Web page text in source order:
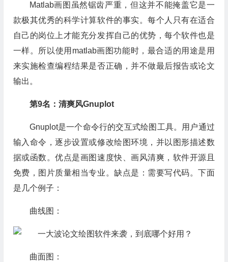
Matlab画图虽然锯齿严重，但这并不能掩盖它是一
款极其优秀的科学计算软件的事实。每个人只有在适合
自己的岗位上才能充分发挥自己的优势，每个软件也是
一样。所以使用matlab画图功能时，最合适的用途是用
来实施检查编程结果是否正确，并不做最后报告或论文
输出。
第9名：清爽风Gnuplot
Gnuplot是一个命令行的交互式绘图工具。用户通过
输入命令，逐步设置或修改绘图环境，并以图形描述数
据或函数。优点是画图速度快、画风清爽，软件开源且
免费，图片质量相当专业。缺点是：需要写代码。下面
是几个例子：
曲线图：
曲面图：